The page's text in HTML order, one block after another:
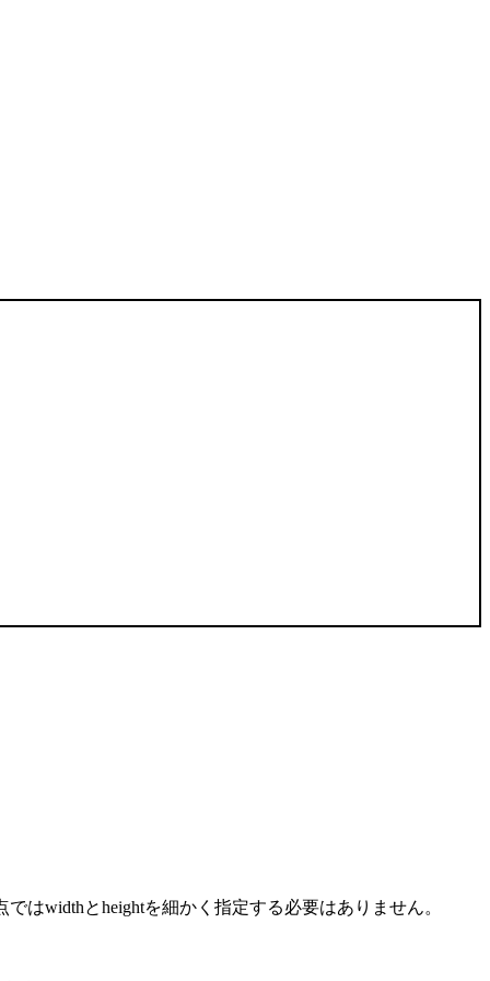
ではwidthとheightを細かく指定する必要はありません。